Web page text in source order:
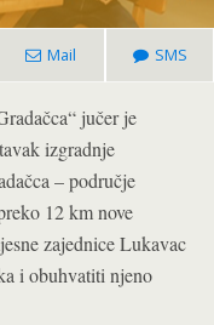
Mail SMS
jučer je
izgradnje
– područje
12 km nove
zajednice Lukavac
i obuhvatiti njeno